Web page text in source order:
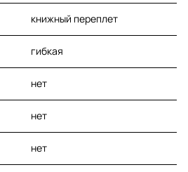
книжный переплет
гибкая
нет
нет
нет